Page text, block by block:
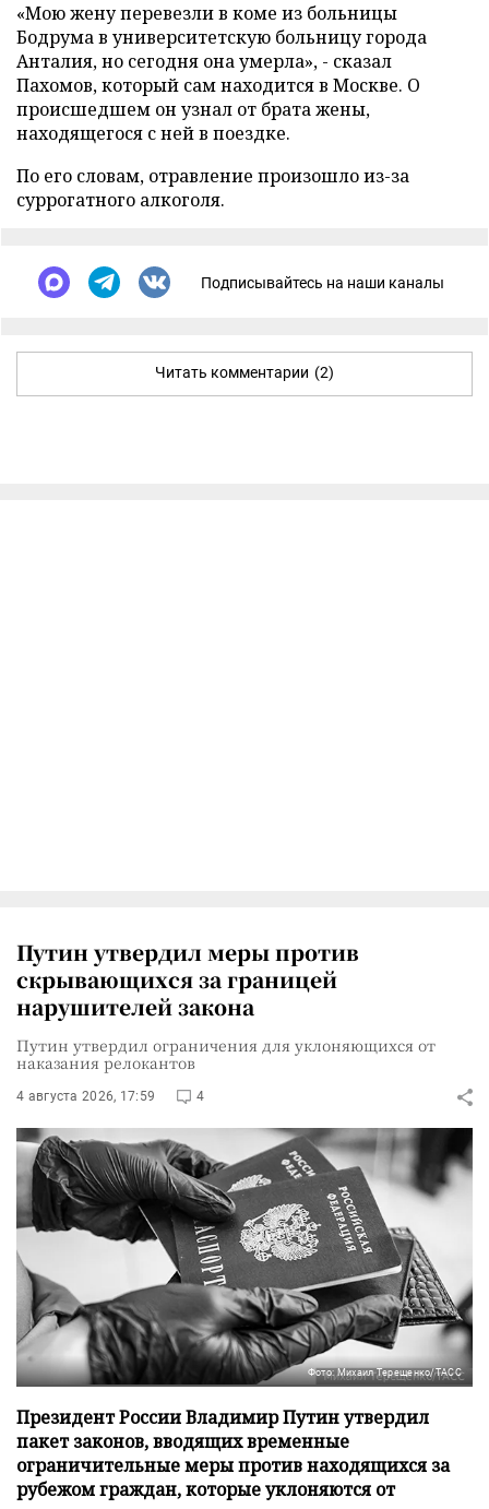
«Мою жену перевезли в коме из больницы
Бодрума в университетскую больницу города
Анталия, но сегодня она умерла», - сказал
Пахомов, который сам находится в Москве. О
происшедшем он узнал от брата жены,
находящегося с ней в поездке.
По его словам, отравление произошло из-за
суррогатного алкоголя.
Подписывайтесь на наши каналы
Читать комментарии (2)
Путин утвердил меры против
скрывающихся за границей
нарушителей закона
Путин утвердил ограничения для уклоняющихся от
наказания релокантов
4 августа 2026, 17:59 4
Фото: Михаил Терещенко/ТАСС
Президент России Владимир Путин утвердил
пакет законов, вводящих временные
ограничительные меры против находящихся за
рубежом граждан, которые уклоняются от